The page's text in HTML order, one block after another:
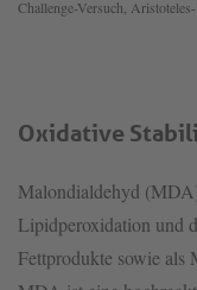
Challenge-Versuch,
Oxidative
Malondialdehyd
Lipidperoxidation und
Fettprodukte sowie als